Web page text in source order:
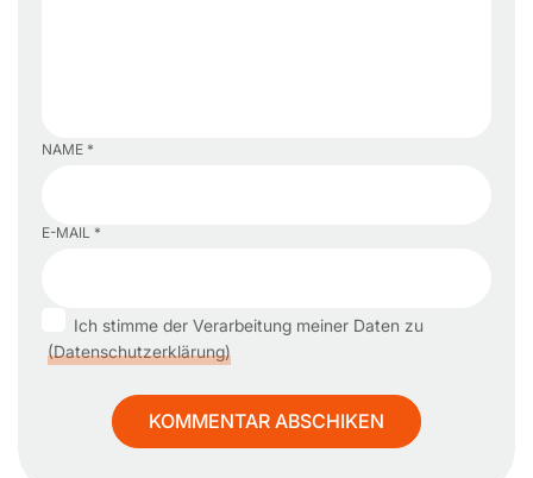
NAME *
E-MAIL *
Ich stimme der Verarbeitung meiner Daten zu
(Datenschutzerklärung)